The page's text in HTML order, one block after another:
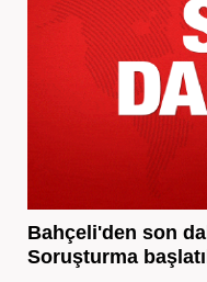
Bahçeli'den son
Soruşturma